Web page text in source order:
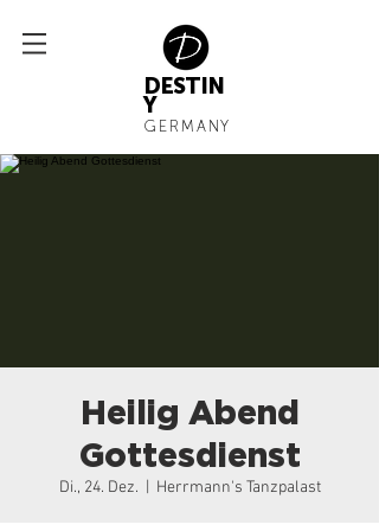
DESTIN
Y
GERMANY
Heilig Abend
Gottesdienst
Di., 24. Dez. Herrmann's Tanzpalast